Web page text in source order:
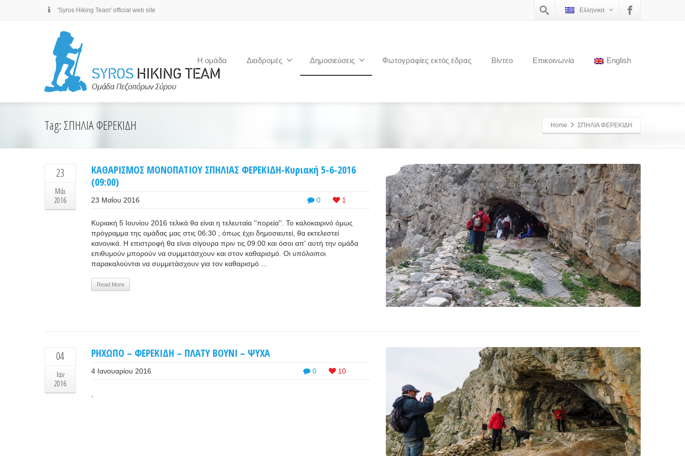
'Syros Hiking Team' official web site Ελληνικα
Η ομάδα Διαδρομές Δημοσιεύσεις Φωτογραφίες εκτός έδρας Βίντεο Επικοινωνία English
Tag: ΣΠΗΛΙΑ ΦΕΡΕΚΙΔΗ Home ΣΠΗΛΙΑ ΦΕΡΕΚΙΔΗ
23
Μάι
2016
ΚΑΘΑΡΙΣΜΟΣ ΜΟΝΟΠΑΤΙΟΥ ΣΠΗΛΙΑΣ ΦΕΡΕΚΙΔΗ-Κυριακή 5-6-2016
(09:00)
0 1
23 Μαΐου 2016
Κυριακή 5 Ιουνίου 2016 τελικά θα είναι η τελευταία ''πορεία''. Το καλοκαιρινό όμως
πρόγραμμα της ομάδας μας στις 06:30 , όπως έχει δημοσιευτεί, θα εκτελεστεί
κανονικά. Η επιστροφή θα είναι σίγουρα πριν τις 09:00 και όσοι απ' αυτή την ομάδα
επιθυμούν μπορούν να συμμετάσχουν και στον καθαρισμό. Οι υπόλοιποι
παρακαλούνται να συμμετάσχουν για τον καθαρισμό ...
Read More
04
Ιαν
2016
ΡΗΧΩΠΟ – ΦΕΡΕΚΙΔΗ – ΠΛΑΤΥ ΒΟΥΝΙ – ΨΥΧΑ
0 10
4 Ιανουαρίου 2016
,